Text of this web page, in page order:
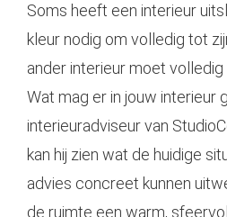
Soms heeft een interieur
kleur nodig om volledig tot
ander interieur moet
Wat mag er in jouw interieur
interieuradviseur van
kan hij zien wat de huidige
advies concreet kunnen
de ruimte een warm,